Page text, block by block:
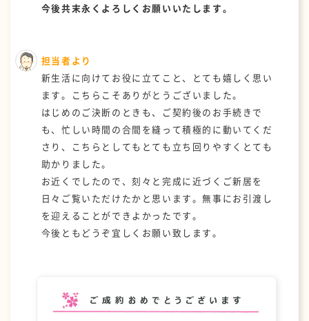
今後共末永くよろしくお願いいたします。
担当者より
新生活に向けてお役に立てこと、とても嬉しく思い
ます。こちらこそありがとうございました。
はじめのご決断のときも、ご契約後のお手続きで
も、忙しい時間の合間を縫って積極的に動いてくだ
さり、こちらとしてもとても立ち回りやすくとても
助かりました。
お近くでしたので、刻々と完成に近づくご新居を
日々ご覧いただけたかと思います。無事にお引渡し
を迎えることができよかったです。
今後ともどうぞ宜しくお願い致します。